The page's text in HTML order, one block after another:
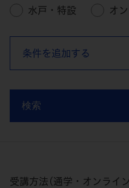
水戸・特設 オ
条件を追加する
検索
受講方法(通学・オンライ